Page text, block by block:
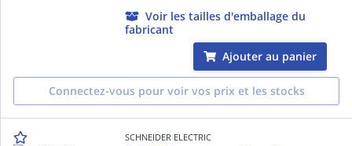
Voir les tailles d'emballage du
fabricant
Ajouter au panier
Connectez-vous pour voir vos prix et les stocks
SCHNEIDER ELECTRIC